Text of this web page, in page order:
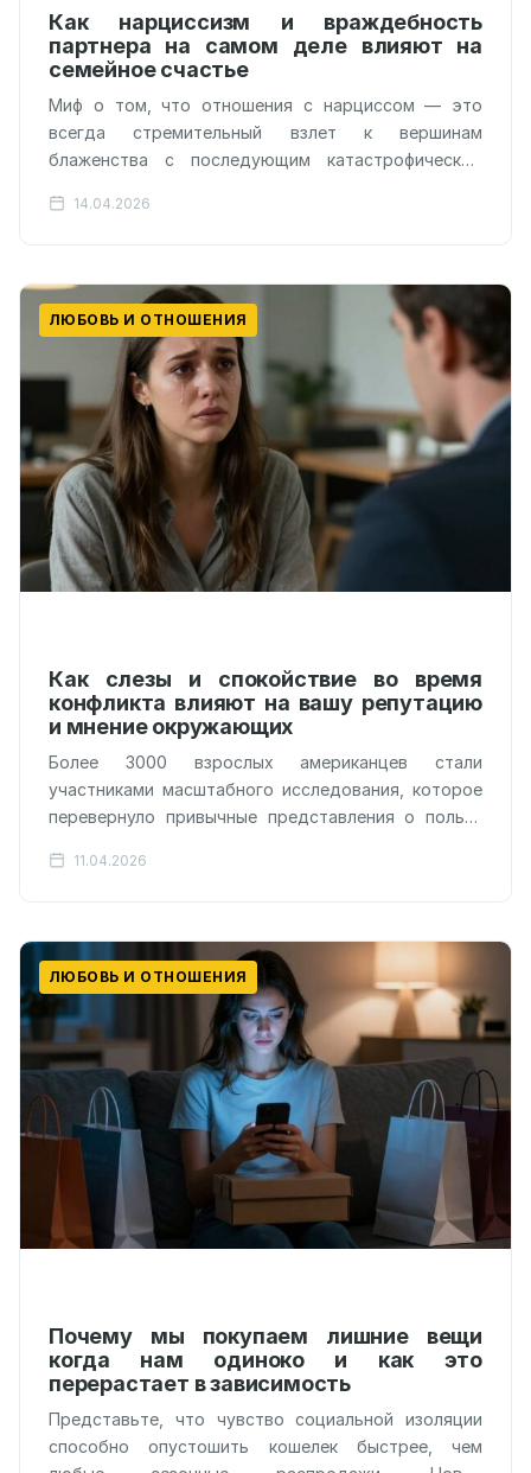
Как нарциссизм и враждебность
партнера на самом деле влияют на
семейное счастье
Миф о том, что отношения с нарциссом — это
всегда стремительный взлет к вершинам
блаженства с последующим катастрофическим
Психологи…
14.04.2026
ЛЮБОВЬ И ОТНОШЕНИЯ
Как слезы и спокойствие во время
конфликта влияют на вашу репутацию
и мнение окружающих
Более 3000 взрослых американцев стали
участниками масштабного исследования, которое
перевернуло привычные представления о пользе
фокусировались на том, как слезы помогают…
11.04.2026
ЛЮБОВЬ И ОТНОШЕНИЯ
Почему мы покупаем лишние вещи
когда нам одиноко и как это
перерастает в зависимость
Представьте, что чувство социальной изоляции
способно опустошить кошелек быстрее, чем